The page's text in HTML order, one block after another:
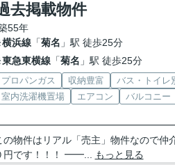
去掲載物件
55年
横浜線「菊名 」駅 徒歩25分
東急東横線「菊名 」駅 徒歩25分
プロパンガス 収納豊富
バス・トイレ
室内洗濯機置場
エアコン バルコニー
の物件はリアル「売主」物件なので仲
円です！！！ ━━...
もっと見る